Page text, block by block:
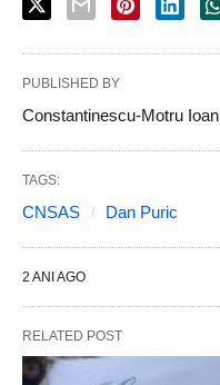
PUBLISHED BY
Constantinescu-Motru Ioan
TAGS:
CNSAS Dan Puric
2 ANI AGO
RELATED POST